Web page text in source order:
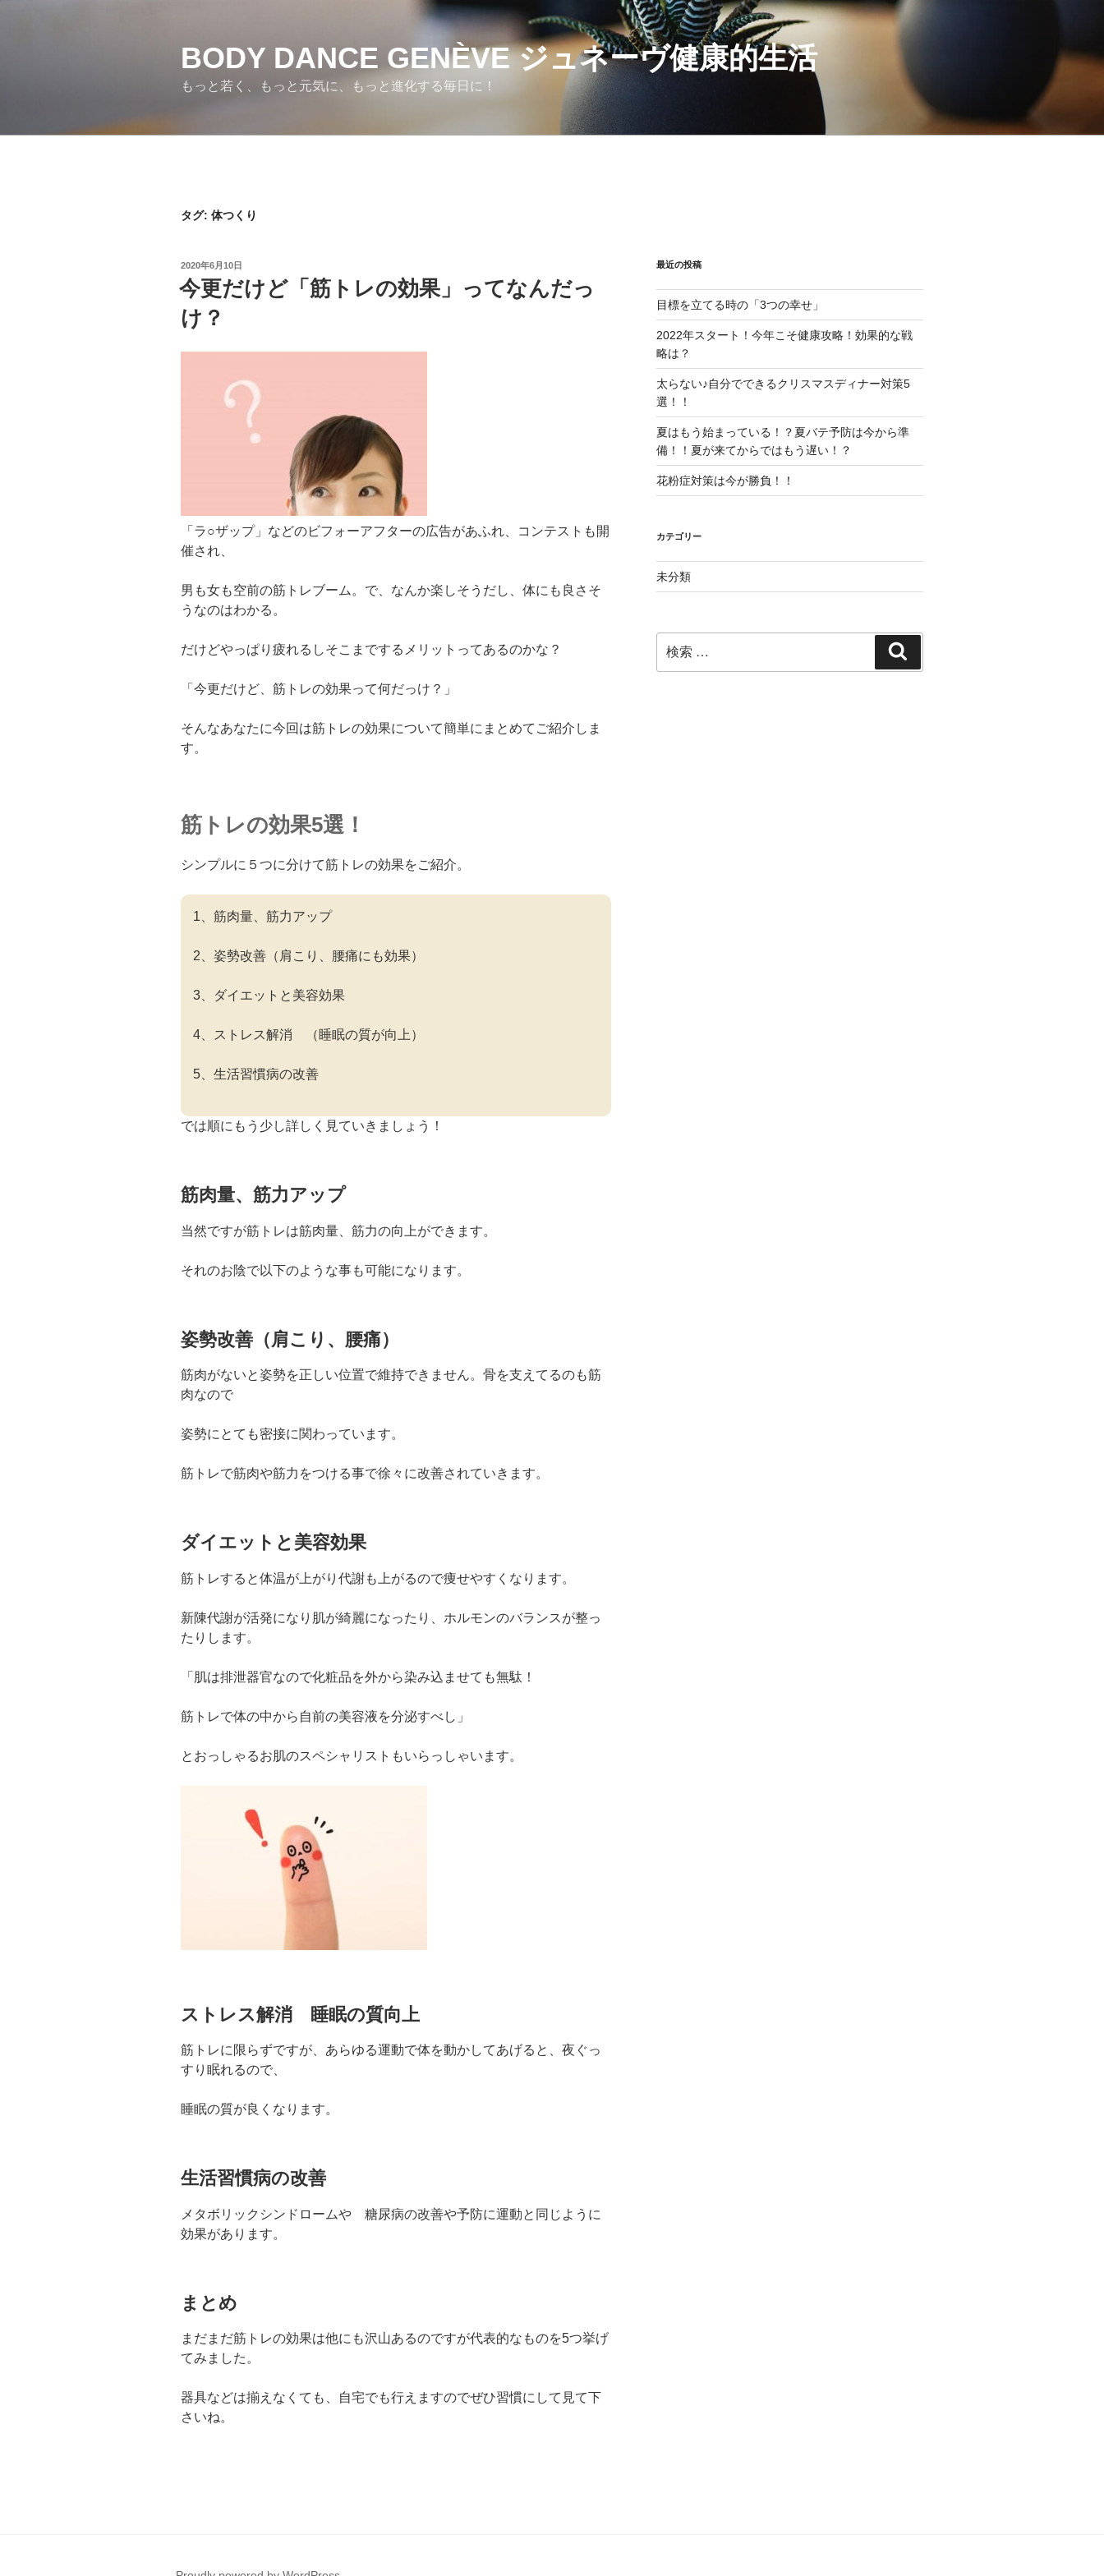
BODY DANCE GENÈVE ジュネーヴ健康的生活
もっと若く、もっと元気に、もっと進化する毎日に！
タグ: 体つくり
投
稿
日:
2020年6月10日
今更だけど「筋トレの効果」ってなんだっ
け？
「ラ○ザップ」などのビフォーアフターの広告があふれ、コンテストも開
催され、
男も女も空前の筋トレブーム。で、なんか楽しそうだし、体にも良さそ
うなのはわかる。
だけどやっぱり疲れるしそこまでするメリットってあるのかな？
「今更だけど、筋トレの効果って何だっけ？」
そんなあなたに今回は筋トレの効果について簡単にまとめてご紹介しま
す。
筋トレの効果5選！
シンプルに５つに分けて筋トレの効果をご紹介。
1、筋肉量、筋力アップ
2、姿勢改善（肩こり、腰痛にも効果）
3、ダイエットと美容効果
4、ストレス解消 （睡眠の質が向上）
5、生活習慣病の改善
では順にもう少し詳しく見ていきましょう！
筋肉量、筋力アップ
当然ですが筋トレは筋肉量、筋力の向上ができます。
それのお陰で以下のような事も可能になります。
姿勢改善（肩こり、腰痛）
筋肉がないと姿勢を正しい位置で維持できません。骨を支えてるのも筋
肉なので
姿勢にとても密接に関わっています。
筋トレで筋肉や筋力をつける事で徐々に改善されていきます。
ダイエットと美容効果
筋トレすると体温が上がり代謝も上がるので痩せやすくなります。
新陳代謝が活発になり肌が綺麗になったり、ホルモンのバランスが整っ
たりします。
「肌は排泄器官なので化粧品を外から染み込ませても無駄！
筋トレで体の中から自前の美容液を分泌すべし」
とおっしゃるお肌のスペシャリストもいらっしゃいます。
ストレス解消 睡眠の質向上
筋トレに限らずですが、あらゆる運動で体を動かしてあげると、夜ぐっ
すり眠れるので、
睡眠の質が良くなります。
生活習慣病の改善
メタボリックシンドロームや 糖尿病の改善や予防に運動と同じように
効果があります。
まとめ
まだまだ筋トレの効果は他にも沢山あるのですが代表的なものを5つ挙げ
てみました。
器具などは揃えなくても、自宅でも行えますのでぜひ習慣にして見て下
さいね。
最近の投稿
目標を立てる時の「3つの幸せ」
2022年スタート！今年こそ健康攻略！効果的な戦
略は？
太らない♪自分でできるクリスマスディナー対策5
選！！
夏はもう始まっている！？夏バテ予防は今から準
備！！夏が来てからではもう遅い！？
花粉症対策は今が勝負！！
カテゴリー
未分類
索:
索